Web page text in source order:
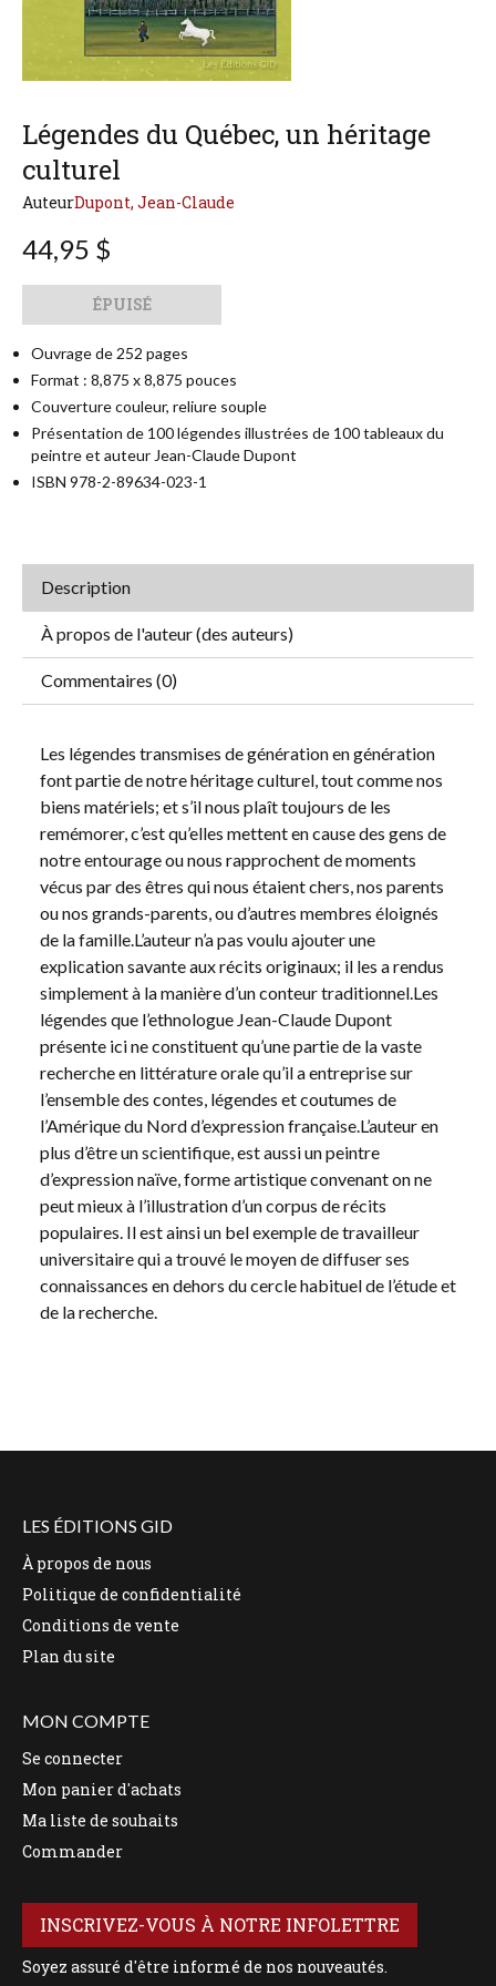
Légendes du Québec, un héritage
culturel
AuteurDupont, Jean-Claude
44,95 $
ÉPUISÉ
Ouvrage de 252 pages
Format : 8,875 x 8,875 pouces
Couverture couleur, reliure souple
Présentation de 100 légendes illustrées de 100 tableaux du
peintre et auteur Jean-Claude Dupont
ISBN 978-2-89634-023-1
Description
À propos de l'auteur (des auteurs)
Commentaires (0)
Les légendes transmises de génération en génération
font partie de notre héritage culturel, tout comme nos
biens matériels; et s’il nous plaît toujours de les
remémorer, c’est qu’elles mettent en cause des gens de
notre entourage ou nous rapprochent de moments
vécus par des êtres qui nous étaient chers, nos parents
ou nos grands-parents, ou d’autres membres éloignés
de la famille.L’auteur n’a pas voulu ajouter une
explication savante aux récits originaux; il les a rendus
simplement à la manière d’un conteur traditionnel.Les
légendes que l’ethnologue Jean-Claude Dupont
présente ici ne constituent qu’une partie de la vaste
recherche en littérature orale qu’il a entreprise sur
l’ensemble des contes, légendes et coutumes de
l’Amérique du Nord d’expression française.L’auteur en
plus d’être un scientifique, est aussi un peintre
d’expression naïve, forme artistique convenant on ne
peut mieux à l’illustration d’un corpus de récits
populaires. Il est ainsi un bel exemple de travailleur
universitaire qui a trouvé le moyen de diffuser ses
connaissances en dehors du cercle habituel de l’étude et
de la recherche.
LES ÉDITIONS GID
À propos de nous
Politique de confidentialité
Conditions de vente
Plan du site
MON COMPTE
Se connecter
Mon panier d'achats
Ma liste de souhaits
Commander
INSCRIVEZ-VOUS À NOTRE INFOLETTRE
Soyez assuré d'être informé de nos nouveautés.